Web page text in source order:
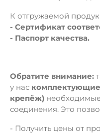
К отгружаемой
- Сертификат
- Паспорт качества.
Обратите внимание:
у нас
крепёж)
соединения. Это
- Получить цены от